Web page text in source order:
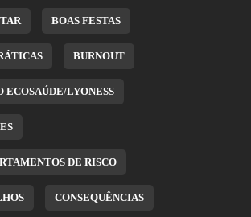
BOAS FESTAS
BURNOUT
ECOSAÚDE/LYONESS
DE RISCO
CONSEQUÊNCIAS